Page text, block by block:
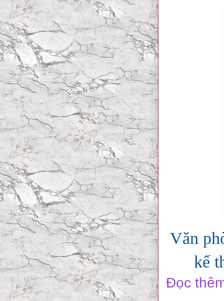
Văn
kế
Đọc